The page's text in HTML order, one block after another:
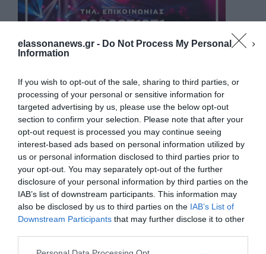
elassonanews.gr - Do Not Process My Personal
Information
If you wish to opt-out of the sale, sharing to third parties, or
processing of your personal or sensitive information for
targeted advertising by us, please use the below opt-out
section to confirm your selection. Please note that after your
opt-out request is processed you may continue seeing
interest-based ads based on personal information utilized by
us or personal information disclosed to third parties prior to
your opt-out. You may separately opt-out of the further
disclosure of your personal information by third parties on the
IAB’s list of downstream participants. This information may
also be disclosed by us to third parties on the IAB’s List of
Downstream Participants that may further disclose it to other
Διαχείριση Συγκατάθεσης
Για να παρέχουμε την καλύτερη εμπειρία, χρησιμοποιούμε τεχνολογίες όπως
cookies για την αποθήκευση ή/και την πρόσβαση σε πληροφορίες συσκευών.
Η συγκατάθεση για τις εν λόγω τεχνολογίες θα μας επιτρέψει να
επεξεργαστούμε δεδομένα προσωπικού χαρακτήρα, όπως συμπεριφορά
περιήγησης ή μοναδικά αναγνωριστικά σε αυτόν τον ιστότοπο. Η μη
συγκατάθεση ή η ανάκληση της συγκατάθεσης, μπορεί να επηρεάσει
αρνητικά ορισμένες λειτουργίες και δυνατότητες.